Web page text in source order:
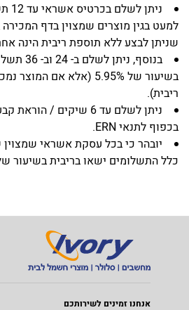
למעט בגין מוצרים שמצוין בדף
שניתן לבצע ללא תוספת ריבית הינה
בנוסף,
ריבית).
ניתן לשלם עד 6 שיקים /
בכפוף לתנאי ERN.
יובהר כי בכל עסקת אשראי
כלל התשלומים ישאו בריבית בשיעור של
אנחנו זמינים לשירותכם